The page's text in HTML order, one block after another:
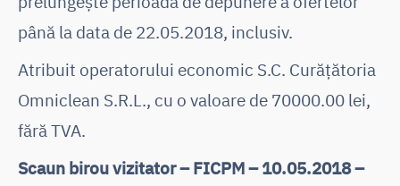
până la data de 22.05.2018, inclusiv.
Atribuit operatorului economic S.C. Curățătoria
Omniclean S.R.L., cu o valoare de 70000.00 lei,
fără TVA.
Scaun birou vizitator – FICPM – 10.05.2018 –